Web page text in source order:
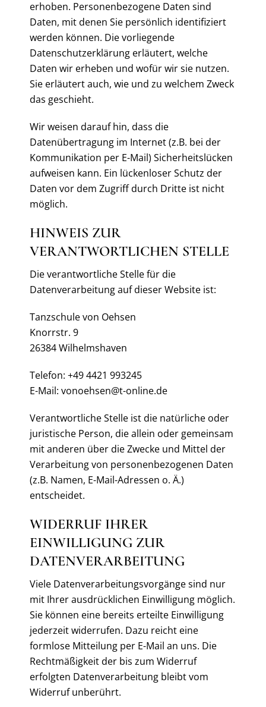
erhoben. Personenbezogene Daten sind
Daten, mit denen Sie persönlich identifiziert
werden können. Die vorliegende
Datenschutzerklärung erläutert, welche
Daten wir erheben und wofür wir sie nutzen.
Sie erläutert auch, wie und zu welchem Zweck
das geschieht.
Wir weisen darauf hin, dass die
Datenübertragung im Internet (z.B. bei der
Kommunikation per E-Mail) Sicherheitslücken
aufweisen kann. Ein lückenloser Schutz der
Daten vor dem Zugriff durch Dritte ist nicht
möglich.
HINWEIS ZUR
VERANTWORTLICHEN STELLE
Die verantwortliche Stelle für die
Datenverarbeitung auf dieser Website ist:
Tanzschule von Oehsen
Knorrstr. 9
26384 Wilhelmshaven
Telefon: +49 4421 993245
E-Mail: vonoehsen@t-online.de
Verantwortliche Stelle ist die natürliche oder
juristische Person, die allein oder gemeinsam
mit anderen über die Zwecke und Mittel der
Verarbeitung von personenbezogenen Daten
(z.B. Namen, E-Mail-Adressen o. Ä.)
entscheidet.
WIDERRUF IHRER
EINWILLIGUNG ZUR
DATENVERARBEITUNG
Viele Datenverarbeitungsvorgänge sind nur
mit Ihrer ausdrücklichen Einwilligung möglich.
Sie können eine bereits erteilte Einwilligung
jederzeit widerrufen. Dazu reicht eine
formlose Mitteilung per E-Mail an uns. Die
Rechtmäßigkeit der bis zum Widerruf
erfolgten Datenverarbeitung bleibt vom
Widerruf unberührt.